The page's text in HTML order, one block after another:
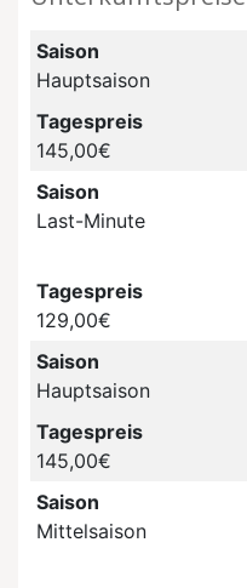
Saison
Hauptsaison
Tagespreis
145,00€
Saison
Last-Minute
Tagespreis
129,00€
Saison
Hauptsaison
Tagespreis
145,00€
Saison
Mittelsaison